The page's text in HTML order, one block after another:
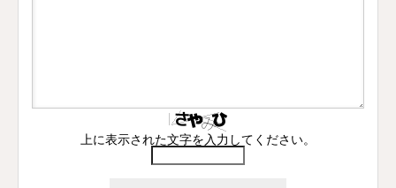
上に表示された文字を入力してください。